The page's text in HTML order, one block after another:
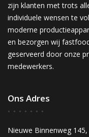
zijn klanten met trots
individuele wensen te
moderne
en bezorgen wij
geserveerd door onze
medewerkers.
Ons Adres
Nieuwe Binnenweg 145,